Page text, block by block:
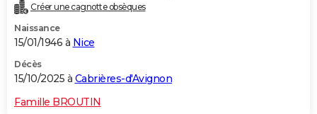
Créer une cagnotte obsèques
Naissance
15/01/1946 à Nice
Décès
15/10/2025 à Cabrières-d'Avignon
Famille BROUTIN